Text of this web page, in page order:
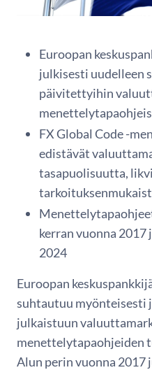
Euroopan
julkisesti uudelleen
päivitettyihin
FX Global Code -
edistävät
tasapuolisuutta,
kerran vuonna
2024
Euroopan
suhtautuu myönteisesti
julkaistuun
menettelytapaohjeiden
Alun perin vuonna 2017